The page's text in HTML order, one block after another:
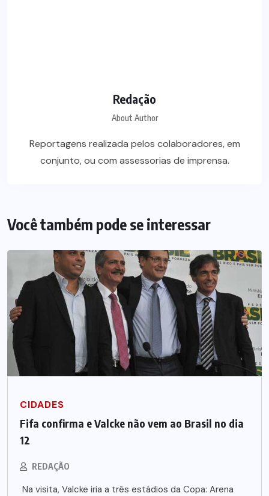
Redação
About Author
Reportagens realizada pelos colaboradores, em
conjunto, ou com assessorias de imprensa.
Você também pode se interessar
CIDADES
Fifa confirma e Valcke não vem ao Brasil no dia
12
REDAÇÃO
Na visita, Valcke iria a três estádios da Copa: Arena